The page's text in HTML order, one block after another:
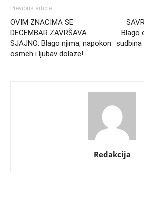
Previous article
OVIM ZNACIMA SE
DECEMBAR ZAVRŠAVA
SJAJNO: Blago njima, napokon
osmeh i ljubav dolaze!
Blago
Redakcija